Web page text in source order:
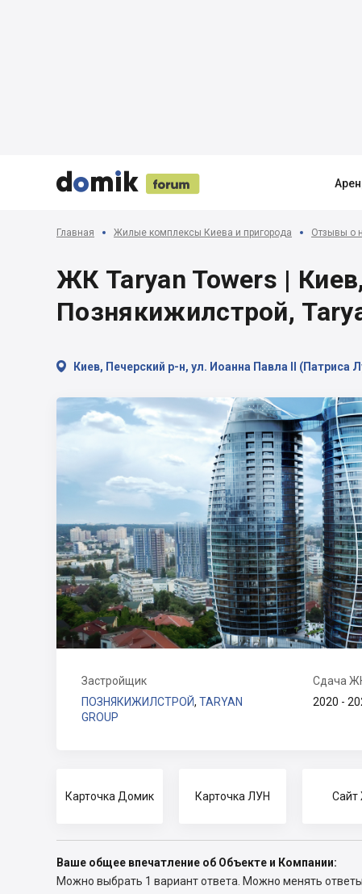


 

Главная Жилые комплексы Киева и пригорода Отзывы о
ЖК Taryan Towers |
Познякижилстрой,
 Киев, Печерский р-н, ул. Иоанна Павла ІІ (Патриса
Застройщик
ПОЗНЯКИЖИЛСТРОЙ, TARYAN
GROUP
Сдача
2020 -
Карточка Домик Карточка ЛУН
Ваше общее впечатление об Объекте и Компании:
Можно выбрать 1 вариант ответа. Можно менять ответы.